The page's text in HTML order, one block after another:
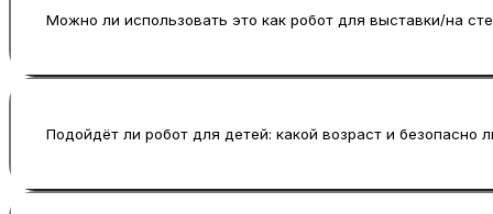
поток).
Можно ли использовать это как робот для выставки/на
уносят с собой.
Подойдёт ли робот для детей: какой возраст и безопасно